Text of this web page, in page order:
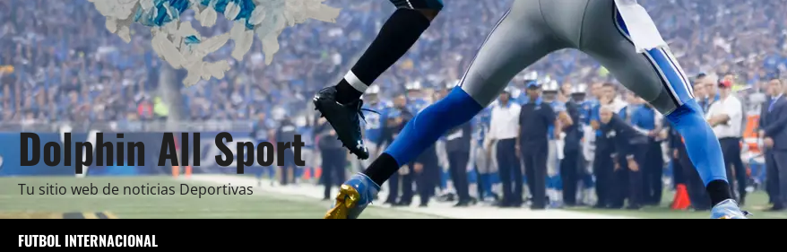
Dolphin All Sport
Tu sitio web de noticias Deportivas
FUTBOL INTERNACIONAL